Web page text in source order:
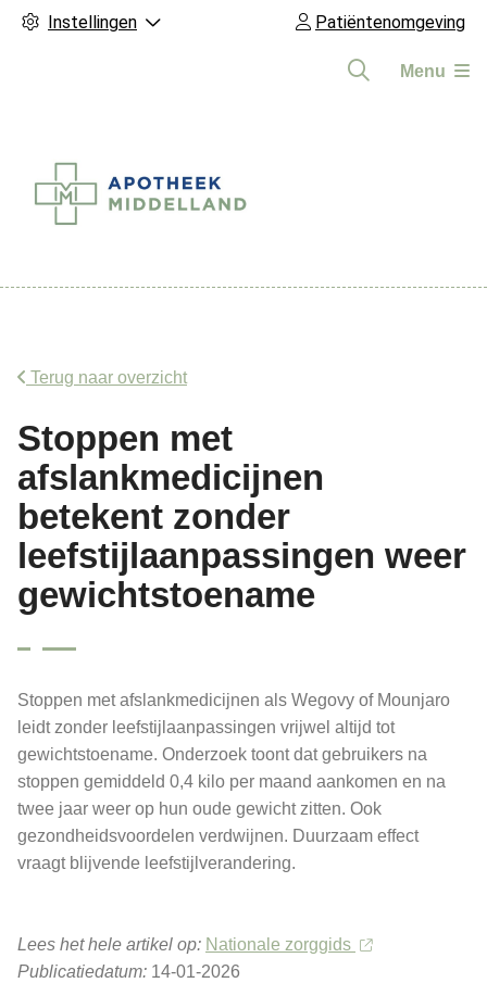
Instellingen Patiëntenomgeving
Menu
Terug naar overzicht
Stoppen met
afslankmedicijnen
betekent zonder
leefstijlaanpassingen weer
gewichtstoename
Stoppen met afslankmedicijnen als Wegovy of Mounjaro
leidt zonder leefstijlaanpassingen vrijwel altijd tot
gewichtstoename. Onderzoek toont dat gebruikers na
stoppen gemiddeld 0,4 kilo per maand aankomen en na
twee jaar weer op hun oude gewicht zitten. Ook
gezondheidsvoordelen verdwijnen. Duurzaam effect
vraagt blijvende leefstijlverandering.
Lees het hele artikel op: Nationale zorggids
Publicatiedatum: 14-01-2026